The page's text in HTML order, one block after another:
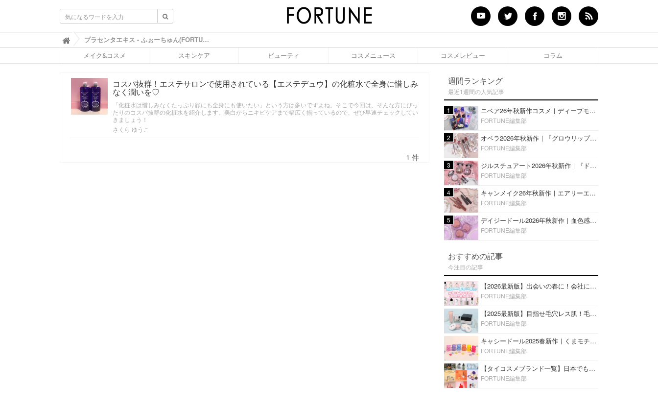
ふ
ぉ
ち
O
プラセンタエキス - ふぉーちゅん(FORTUNE)
メイク&コスメ スキンケア ビューティ コスメニュース コスメレビュー コラム
コスパ抜群！エステサロンで使用されている【エステデュウ】の化粧水で全身に惜しみ
なく潤いを♡
「化粧水は惜しみなくたっぷり顔にも全身にも使いたい」という方は多いですよね。そこで今回は、そんな方にぴっ
たりのコスパ抜群の化粧水を紹介します。美白からニキビケアまで幅広く揃っているので、ぜひ早速チェックしてい
きましょう！
さくら ゆうこ
1 件
週間ランキング
最近1週間の人気記事
1 ニベア26年秋新作コスメ｜ディープモイスチャーリップの美容液タイプや2in1ボディクリームスクラブも
FORTUNE編集部
2 オペラ2026年秋新作｜『グロウリップティント』の新色・限定色はローズジャムカラー♡全4色をレビュー
FORTUNE編集部
3 ジルスチュアート2026年秋新作｜『ドレスドブルーム アイズ』新色や限定ハイライト・リップをレビュー
FORTUNE編集部
4 キャンメイク26年秋新作｜エアリーエクステンションライナー＆カールスナイパーマスカラ新色をレビュー
FORTUNE編集部
5 デイジードール2026年秋新作｜血色感が可愛い♡『パウダー ブラッシュ ブルーム』新3色をレビュー
FORTUNE編集部
おすすめの記事
今注目の記事
【2026最新版】出会いの春に！会社にもおすすめの好印象な香水14選♡ビジネスの場での香水マナーも
FORTUNE編集部
【2025最新版】目指せ毛穴レス肌！毛穴を埋めて隠す「おすすめ部分用下地＆プライマー」ランキング♡
FORTUNE編集部
キャシードール2025春新作｜くまモチーフのミニリップ「シャイニーベア リップモイスト」をレビュー♡
FORTUNE編集部
【タイコスメブランド一覧】日本でも人気沸騰中の“タイコスメ”ブランド20選！
FORTUNE編集部